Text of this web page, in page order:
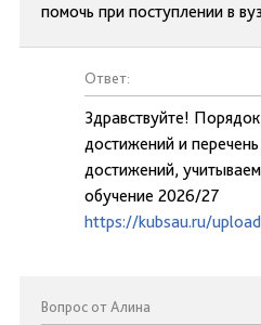
помочь при поступлении в
Ответ:
Здравствуйте!
достижений и
достижений,
обучение 2026/27
https://kubsau.ru/
Вопрос от Алина